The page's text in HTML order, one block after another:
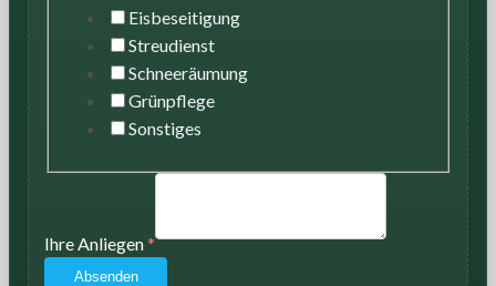
Eisbeseitigung
Streudienst
Schneeräumung
Grünpflege
Sonstiges
Ihre Anliegen*
Absenden